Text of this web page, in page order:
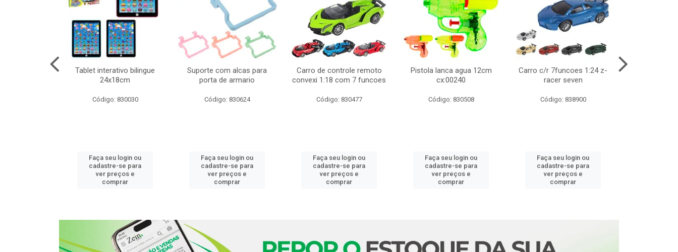
Tablet interativo bilingue
24x18cm
Código: 830030
Faça seu login ou
cadastre-se para
ver preços e
comprar
Suporte com alcas para
porta de armario
Código: 830624
Faça seu login ou
cadastre-se para
ver preços e
comprar
Carro de controle remoto
convexi 1:18 com 7 funcoes
Código: 830477
Faça seu login ou
cadastre-se para
ver preços e
comprar
Pistola lanca agua 12cm
cx:00240
Código: 830508
Faça seu login ou
cadastre-se para
ver preços e
comprar
Carro c/r 7funcoes 1:24 z-
racer seven
Código: 838900
Faça seu login ou
cadastre-se para
ver preços e
comprar